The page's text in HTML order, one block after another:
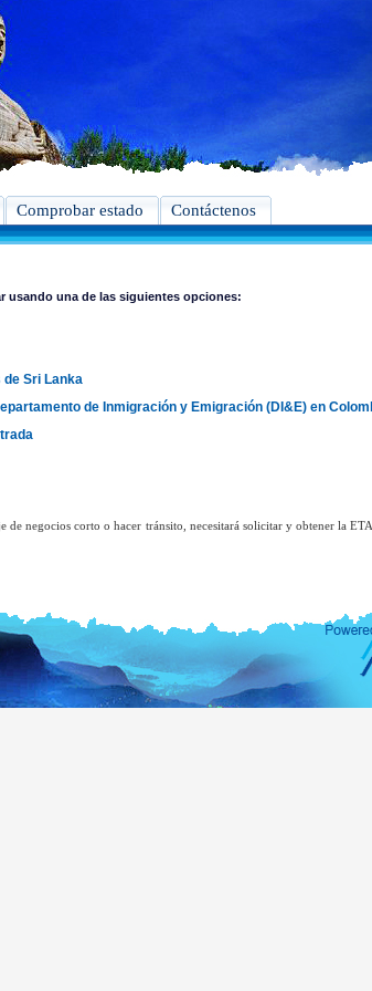
Comprobar estado Contáctenos
usando una de las siguientes opciones:
de Sri Lanka
de Inmigración y Emigración (DI&E) en
de negocios corto o hacer tránsito, necesitará solicitar y obtener la
aprobación ETA o la solicitud de remisión. Si obtiene una solicitud
de Sri Lanka más cercana para obtener su ETA necesaria.